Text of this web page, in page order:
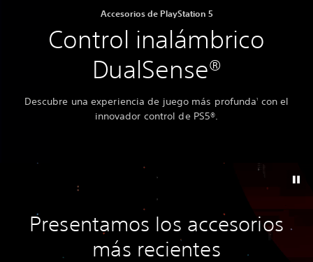
Accesorios de PlayStation 5
Control inalámbrico
DualSense®
Descubre una experiencia de juego más profunda con el
innovador control de PS5®.
Presentamos los accesorios
más recientes